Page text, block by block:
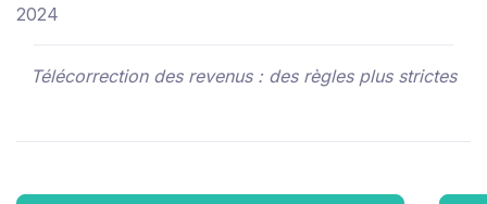
2024
Télécorrection des revenus : des règles plus strictes